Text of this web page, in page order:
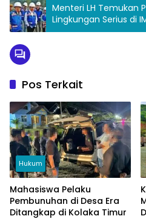
Menteri LH Temukan
Lingkungan Serius di
Pos Terkait
Hukum
Mahasiswa Pelaku
Pembunuhan di Desa Era
Ditangkap di Kolaka Timur